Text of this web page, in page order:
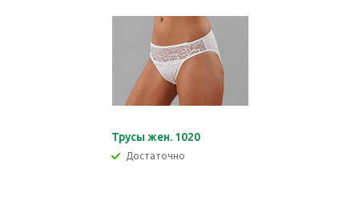
Трусы жен. 1020
Достаточно